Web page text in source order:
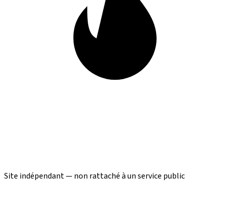
Site indépendant — non rattaché à un service public